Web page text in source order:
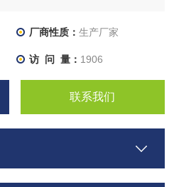
厂商性质： 生产厂家
访 问 量： 1906
联系我们